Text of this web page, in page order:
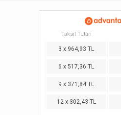
Taksit Tutarı
3 x 964,93 TL
6 x 517,36 TL
9 x 371,84 TL
12 x 302,43 TL